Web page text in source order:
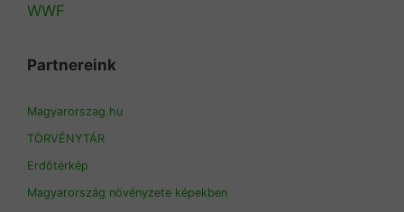
WWF
Partnereink
Magyarorszag.hu
TÖRVÉNYTÁR
Erdőtérkép
Magyarország növényzete képekben